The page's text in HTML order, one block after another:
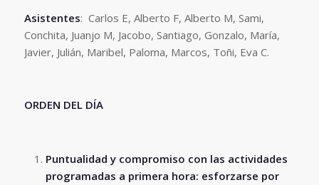
Asistentes: Carlos E, Alberto F, Alberto M, Sami,
Conchita, Juanjo M, Jacobo, Santiago, Gonzalo, María,
Javier, Julián, Maribel, Paloma, Marcos, Toñi, Eva C.
ORDEN DEL DÍA
Puntualidad y compromiso con las actividades
programadas a primera hora: esforzarse por